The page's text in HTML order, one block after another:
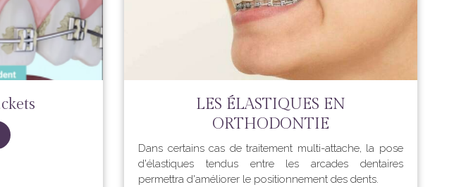
LES ÉLASTIQUES EN
ORTHODONTIE
Dans certains cas de traitement multi-attache, la pose
d'élastiques tendus entre les arcades dentaires
permettra d'améliorer le positionnement des dents.